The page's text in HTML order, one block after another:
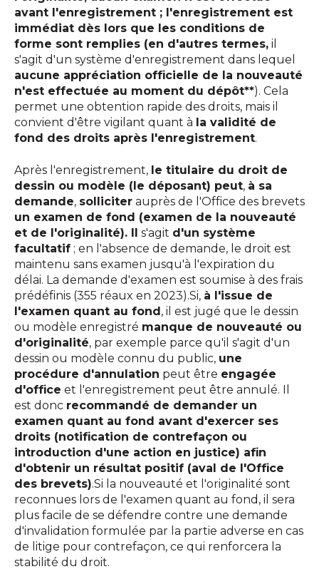
avant l'enregistrement ; l'enregistrement est
immédiat dès lors que les conditions de
forme sont remplies (en d'autres termes, il
s'agit d'un système d'enregistrement dans lequel
aucune appréciation officielle de la nouveauté
n'est effectuée au moment du dépôt**). Cela
permet une obtention rapide des droits, mais il
convient d'être vigilant quant à la validité de
fond des droits après l'enregistrement.
Après l'enregistrement, le titulaire du droit de
dessin ou modèle (le déposant) peut, à sa
demande, solliciter auprès de l'Office des brevets
un examen de fond (examen de la nouveauté
et de l'originalité). Il s'agit d'un système
facultatif ; en l'absence de demande, le droit est
maintenu sans examen jusqu'à l'expiration du
délai. La demande d'examen est soumise à des frais
prédéfinis (355 réaux en 2023).Si, à l'issue de
l'examen quant au fond, il est jugé que le dessin
ou modèle enregistré manque de nouveauté ou
d'originalité, par exemple parce qu'il s'agit d'un
dessin ou modèle connu du public, une
procédure d'annulation peut être engagée
d'office et l'enregistrement peut être annulé. Il
est donc recommandé de demander un
examen quant au fond avant d'exercer ses
droits (notification de contrefaçon ou
introduction d'une action en justice) afin
d'obtenir un résultat positif (aval de l'Office
des brevets).Si la nouveauté et l'originalité sont
reconnues lors de l'examen quant au fond, il sera
plus facile de se défendre contre une demande
d'invalidation formulée par la partie adverse en cas
de litige pour contrefaçon, ce qui renforcera la
stabilité du droit.